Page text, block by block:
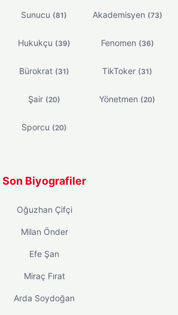
Sunucu (81) Akademisyen (73)
Hukukçu (39) Fenomen (36)
Bürokrat (31) TikToker (31)
Şair (20) Yönetmen (20)
Sporcu (20)
Son Biyografiler
Oğuzhan Çifçi
Milan Önder
Efe Şan
Miraç Fırat
Arda Soydoğan